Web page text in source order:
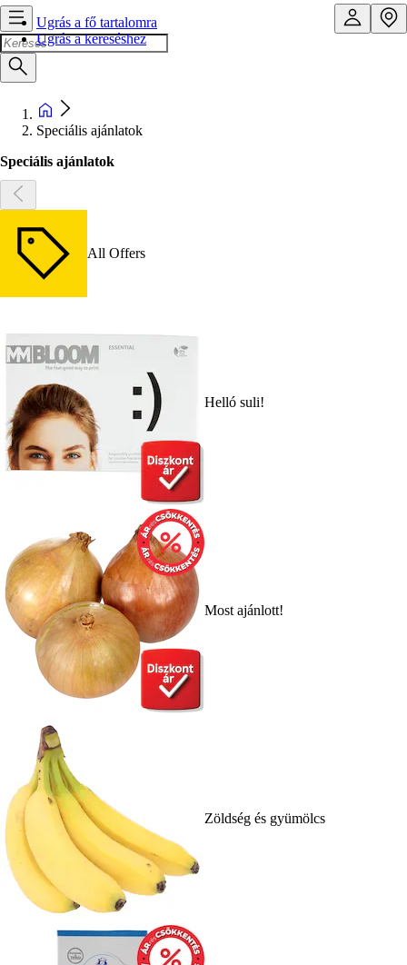
Ugrás a fő tartalomra
Ugrás a kereséshez
Speciális ajánlatok
Speciális ajánlatok
All Offers
Helló suli!
Most ajánlott!
Zöldség és gyümölcs